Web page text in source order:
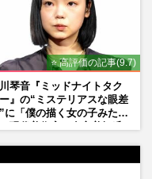
⭐ 高評価の記事(9.7)
琴音『ミッドナイトタク
』の“ミステリアスな眼差
に「僕の描く女の子みた